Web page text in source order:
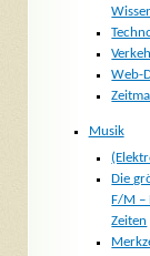
Web-
Musik
Die
F/M –
Zeiten